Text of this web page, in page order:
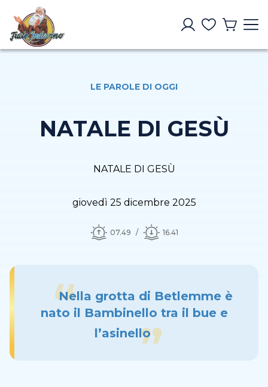
LE PAROLE DI OGGI
NATALE DI GESÙ
NATALE DI GESÙ
giovedì 25 dicembre 2025
07.49 16.41
Nella grotta di Betlemme è
nato il Bambinello tra il bue e
l’asinello